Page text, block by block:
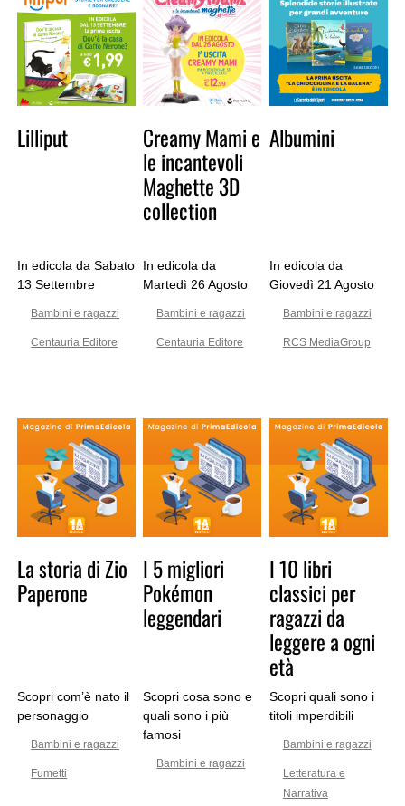
Lilliput
In edicola da Sabato
13 Settembre
Bambini e ragazzi
Centauria Editore
Creamy Mami e
le incantevoli
Maghette 3D
collection
In edicola da
Martedì 26 Agosto
Bambini e ragazzi
Centauria Editore
Albumini
In edicola da
Giovedì 21 Agosto
Bambini e ragazzi
RCS MediaGroup
La storia di Zio
Paperone
Scopri com’è nato il
personaggio
Bambini e ragazzi
Fumetti
I 5 migliori
Pokémon
leggendari
Scopri cosa sono e
quali sono i più
famosi
Bambini e ragazzi
I 10 libri
classici per
ragazzi da
leggere a ogni
età
Scopri quali sono i
titoli imperdibili
Bambini e ragazzi
Letteratura e
Narrativa